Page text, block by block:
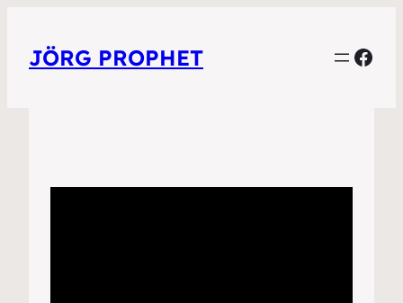
JÖRG PROPHET